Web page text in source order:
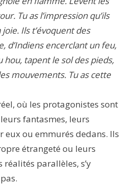
Tu as l’impression qu’ils
Ils t’évoquent des
d’Indiens encerclant un feu,
hou, tapent le sol des pieds,
mouvements. Tu as cette
où les protagonistes sont
fantasmes, leurs
eux ou emmurés dedans. Ils
étrangeté ou leurs
réalités parallèles, s’y